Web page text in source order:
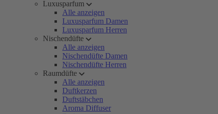
Luxusparfum
Alle anzeigen
Luxusparfum Damen
Luxusparfum Herren
Nischendüfte
Alle anzeigen
Nischendüfte Damen
Nischendüfte Herren
Raumdüfte
Alle anzeigen
Duftkerzen
Duftstäbchen
Aroma Diffuser